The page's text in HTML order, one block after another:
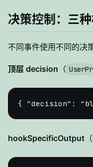
决策控制：三
不同事件使用不同的决
顶层 decision （
{ "decision" :
hookSpecificOutput （